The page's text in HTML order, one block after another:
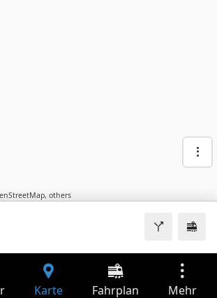
, others
Karte Fahrplan Mehr